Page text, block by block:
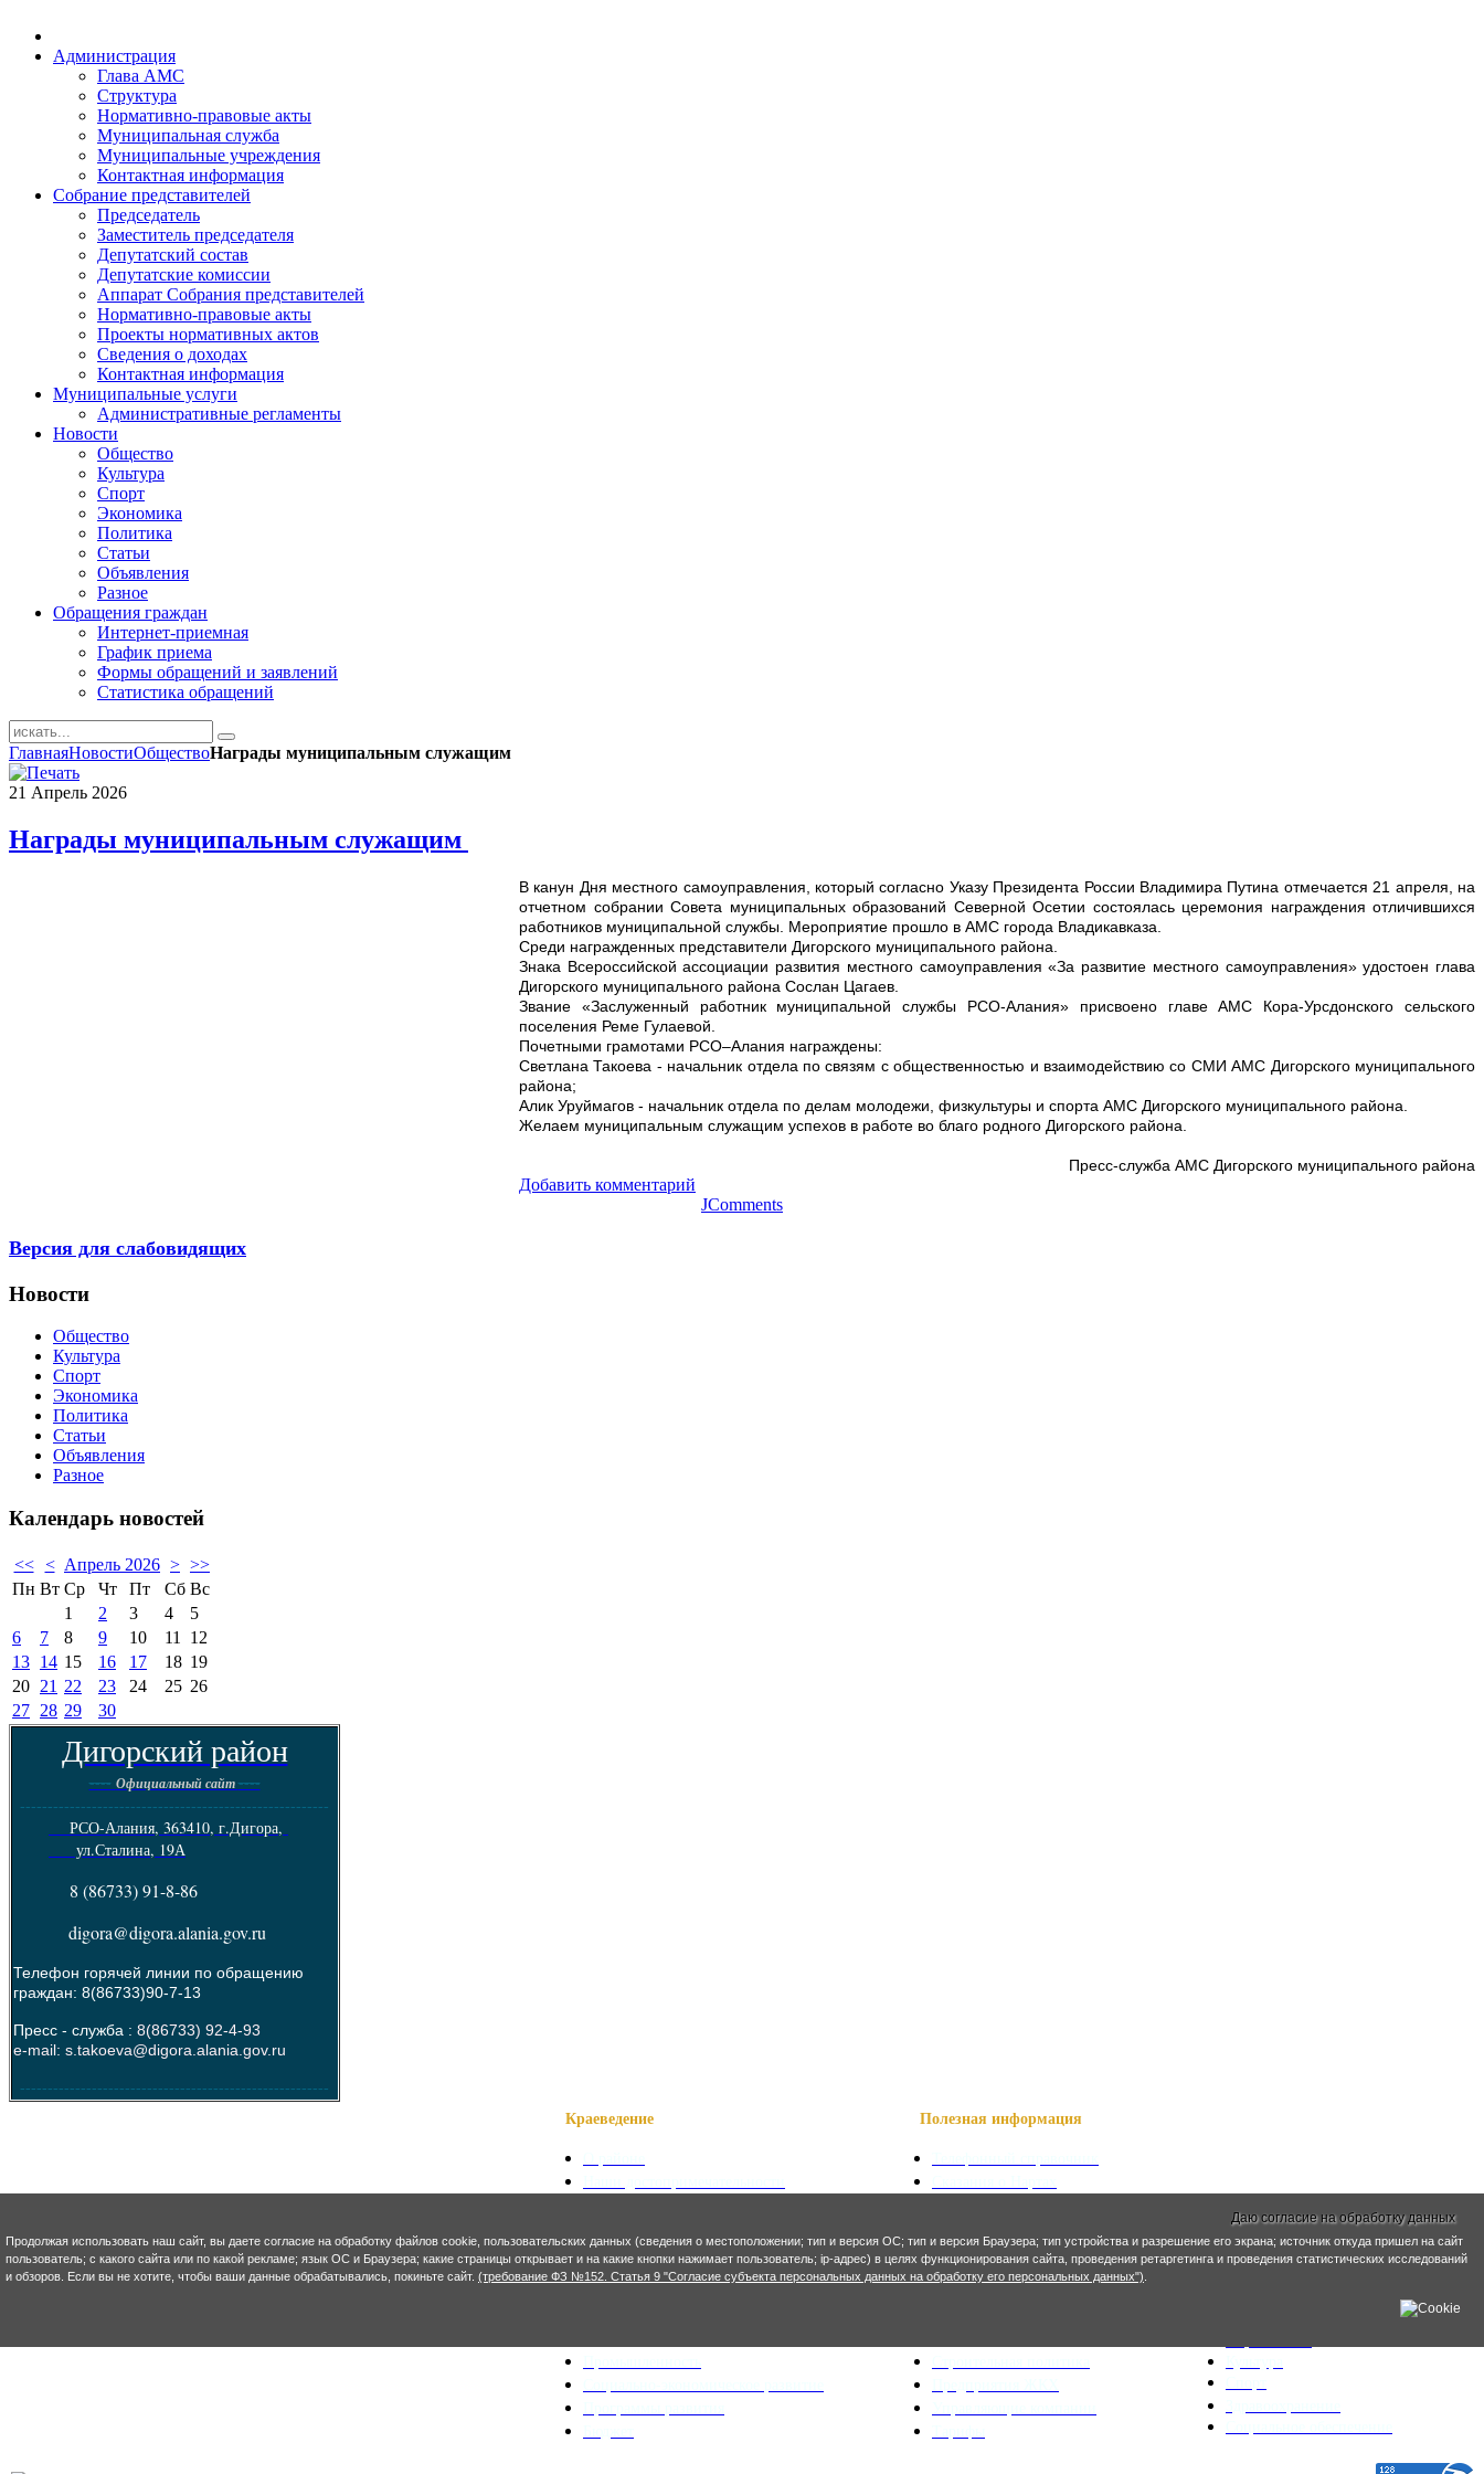
Администрация
Глава АМС
Структура
Нормативно-правовые акты
Муниципальная служба
Муниципальные учреждения
Контактная информация
Собрание представителей
Председатель
Заместитель председателя
Депутатский состав
Депутатские комиссии
Аппарат Собрания представителей
Нормативно-правовые акты
Проекты нормативных актов
Сведения о доходах
Контактная информация
Муниципальные услуги
Административные регламенты
Новости
Общество
Культура
Спорт
Экономика
Политика
Статьи
Объявления
Разное
Обращения граждан
Интернет-приемная
График приема
Формы обращений и заявлений
Статистика обращений
ГлавнаяНовостиОбществоНаграды муниципальным служащим
21 Апрель 2026
Награды муниципальным служащим
В канун Дня местного самоуправления, который согласно Указу Президента России Владимира Путина отмечается 21 апреля, на
отчетном собрании Совета муниципальных образований Северной Осетии состоялась церемония награждения отличившихся
работников муниципальной службы. Мероприятие прошло в АМС города Владикавказа.
Среди награжденных представители Дигорского муниципального района.
Знака Всероссийской ассоциации развития местного самоуправления «За развитие местного самоуправления» удостоен глава
Дигорского муниципального района Сослан Цагаев.
Звание «Заслуженный работник муниципальной службы РСО-Алания» присвоено главе АМС Кора-Урсдонского сельского
поселения Реме Гулаевой.
Почетными грамотами РСО–Алания награждены:
Светлана Такоева - начальник отдела по связям с общественностью и взаимодействию со СМИ АМС Дигорского муниципального
района;
Алик Уруймагов - начальник отдела по делам молодежи, физкультуры и спорта АМС Дигорского муниципального района.
Желаем муниципальным служащим успехов в работе во благо родного Дигорского района.
Пресс-служба АМС Дигорского муниципального района
Добавить комментарий
JComments
Версия для слабовидящих
Новости
Общество
Культура
Спорт
Экономика
Политика
Статьи
Объявления
Разное
Календарь новостей
<< < Апрель 2026 > >>
Пн Вт Ср Чт Пт Сб Вс
1
2 3 4
5
6
7 8 9 10 11
12
13 14 15 16 17 18 19
20 21 22 23 24 25 26
27 28 29 30
Дигорский район
---- Официальный сайт----
--------------------------------------------------------
РСО-Алания, 363410, г.Дигора,
ул.Сталина, 19А
8 (86733) 91-8-86
digora@digora.alania.gov.ru
Телефон горячей линии по обращению
граждан: 8(86733)90-7-13
Пресс - служба : 8(86733) 92-4-93
e-mail: s.takoeva@digora.alania.gov.ru
--------------------------------------------------------
Краеведение
Фотогалерея
Полезная информация
Осетинские имена
Даю согласие на обработку данных
Продолжая использовать наш сайт, вы даете согласие на обработку файлов cookie, пользовательских данных (сведения о местоположении; тип и версия ОС; тип и версия Браузера; тип устройства и разрешение его экрана; источник откуда пришел на сайт
пользователь; с какого сайта или по какой рекламе; язык ОС и Браузера; какие страницы открывает и на какие кнопки нажимает пользователь; ip-адрес) в целях функционирования сайта, проведения ретаргетинга и проведения статистических исследований
и обзоров. Если вы не хотите, чтобы ваши данные обрабатывались, покиньте сайт. (требование ФЗ №152. Статья 9 "Согласие субъекта персональных данных на обработку его персональных данных")